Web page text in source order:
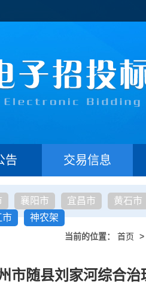
告 交易信息
襄阳市 宜昌市
黄石市
市 神农架
当前的位置： 首页 >
市随县刘家河综合